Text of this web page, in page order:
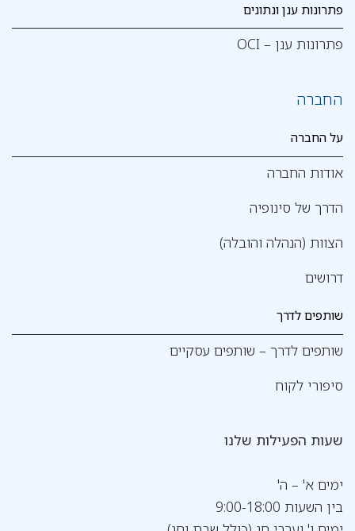
פתרונות ענן ונתונים
פתרונות ענן – OCI
החברה
על החברה
אודות החברה
הדרך של סינופיה
הצוות (הנהלה והובלה)
דרושים
שותפים לדרך
שותפים לדרך – שותפים עסקיים
סיפורי לקוח
שעות הפעילות שלנו
ימים א' – ה'
בין השעות 9:00-18:00